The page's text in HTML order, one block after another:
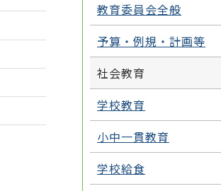
教育委員会全般
予算・例規・計画等
社会教育
学校教育
小中一貫教育
学校給食